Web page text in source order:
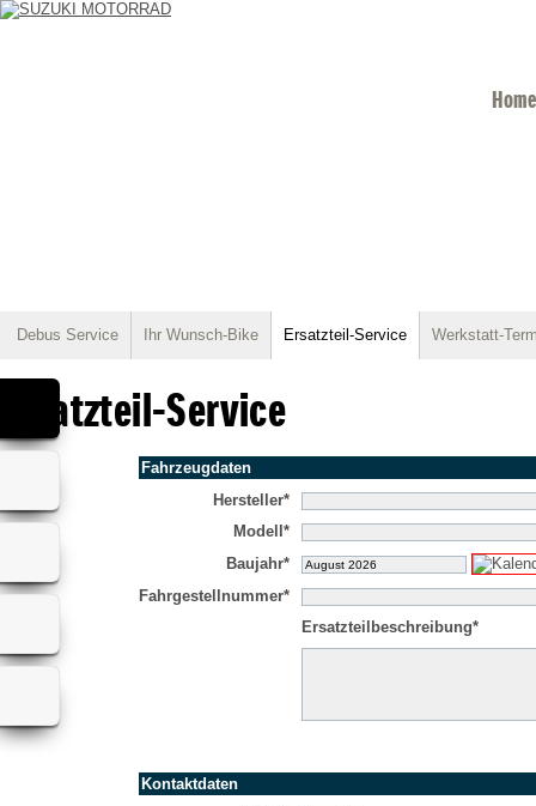
Debus Service Ihr Wunsch-Bike Ersatzteil-Service Werkstatt-
Home
Ersatzteil-Service
Fahrzeugdaten
Hersteller*
Modell*
Baujahr*
Fahrgestellnummer*
Ersatzteilbeschreibung*
Kontaktdaten